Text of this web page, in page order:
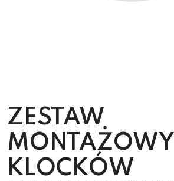
ZESTAW
MONTAŻOWY
KLOCKÓW